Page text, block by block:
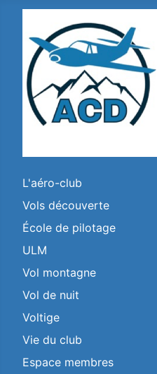
L'aéro-club
Vols découverte
École de pilotage
ULM
Vol montagne
Vol de nuit
Voltige
Vie du club
Espace membres